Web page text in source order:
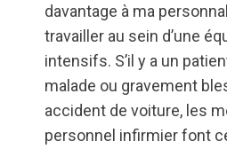
davantage à ma
travailler au sein d’une
intensifs. S’il y a un
malade ou gravement
accident de voiture, les
personnel infirmier font